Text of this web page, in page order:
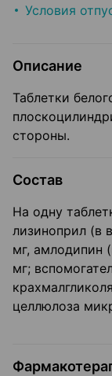
Условия
Описание
Таблетки
стороны.
Состав
На одну
лизиноприл (в
мг, амлодипин
мг;
целлюлоза